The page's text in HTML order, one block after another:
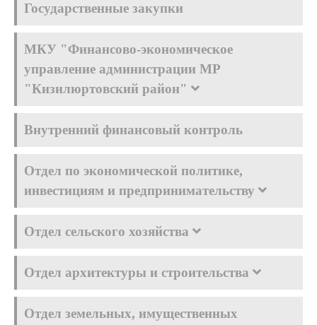
Государственные закупки
МКУ "Финансово-экономическое
управление администрации МР
"Кизилюртовский район"
Внутренний финансовый контроль
Отдел по экономической политике,
инвестициям и предпринимательству
Отдел сельского хозяйства
Отдел архитектуры и строительства
Отдел земельных, имущественных